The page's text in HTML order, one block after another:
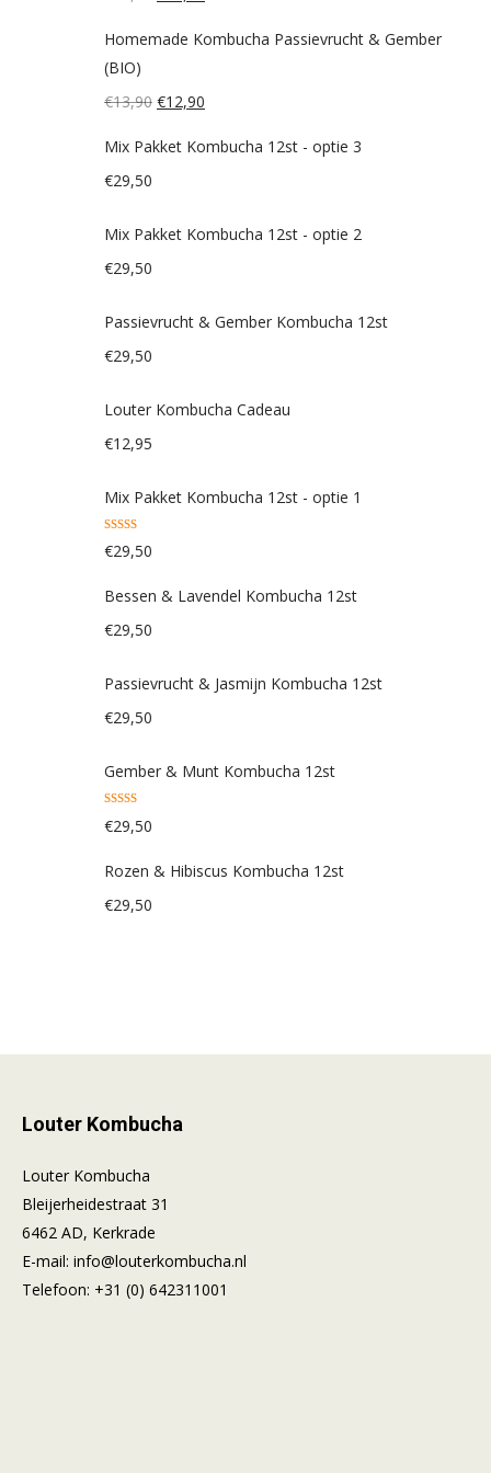
was:
is:
Homemade Kombucha Passievrucht & Gember
(BIO)
€13,90 Oorspronkelijke
was:
€12,90
is:
Mix Pakket Kombucha 12st - optie 3
€29,50
Mix Pakket Kombucha 12st - optie 2
€29,50
Passievrucht & Gember Kombucha 12st
€29,50
Louter Kombucha Cadeau
€12,95
Mix Pakket Kombucha 12st - optie 1
4.83uit 5
€29,50
Bessen & Lavendel Kombucha 12st
€29,50
Passievrucht & Jasmijn Kombucha 12st
€29,50
Gember & Munt Kombucha 12st
5.00uit 5
€29,50
Rozen & Hibiscus Kombucha 12st
€29,50
Louter Kombucha
Louter Kombucha
Bleijerheidestraat 31
6462 AD, Kerkrade
E-mail: info@louterkombucha.nl
Telefoon: +31 (0) 642311001